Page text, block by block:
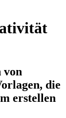
von
die
erstellen